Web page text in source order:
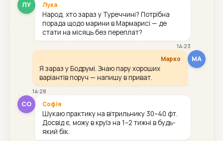
ЛУ Лука
Народ, хто зараз у Туреччині? Потрібна
порада щодо марини в Мармарисі — де
стати на місяць без переплат?
14:23
МА
Марко
Я зараз у Бодрумі. Знаю пару хороших
варіантів поруч — напишу в приват.
14:28
СО Софія
Шукаю практику на вітрильнику 30–40 фт.
Досвід є, можу в круїз на 1–2 тижні в будь-
який бік.